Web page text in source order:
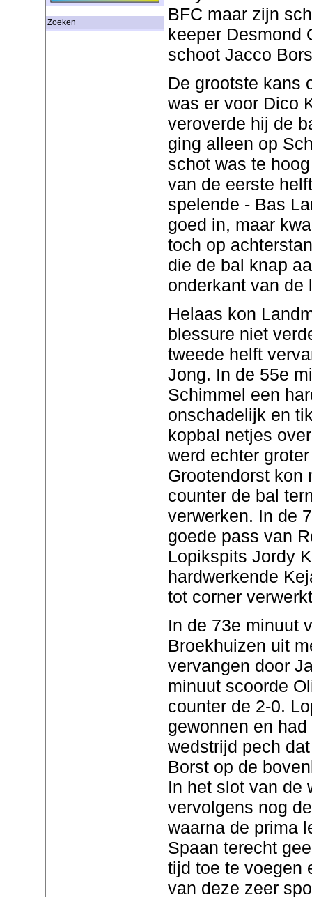
Zoeken
BFC maar zijn
keeper Desmond
schoot Jacco
De grootste kans
was er voor Dico
veroverde hij de
ging alleen op
schot was te
van de eerste
spelende - Bas
goed in, maar
toch op
die de bal knap
onderkant van de
Helaas kon
blessure niet
tweede helft
Jong. In de 55e
Schimmel een
onschadelijk en
kopbal netjes
werd echter
Grootendorst kon
counter de bal
verwerken. In de
goede pass van
Lopikspits Jordy
hardwerkende
tot corner
In de 73e minuut
Broekhuizen uit
vervangen door
minuut scoorde
counter de 2-0.
gewonnen en
wedstrijd pech
Borst op de
In het slot van de
vervolgens nog
waarna de prima
Spaan terecht
tijd toe te voegen
van deze zeer